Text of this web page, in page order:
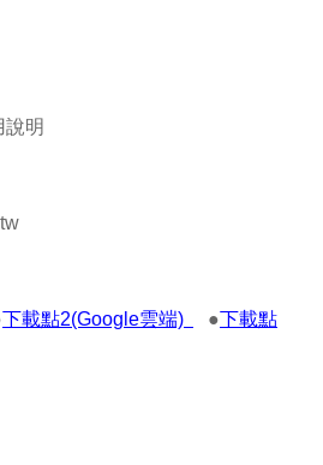
說明
下載點2(Google雲端) ●下載點